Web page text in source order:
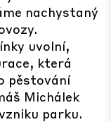
nachystaný
uvolní,
která
pěstování
Michálek
parku.